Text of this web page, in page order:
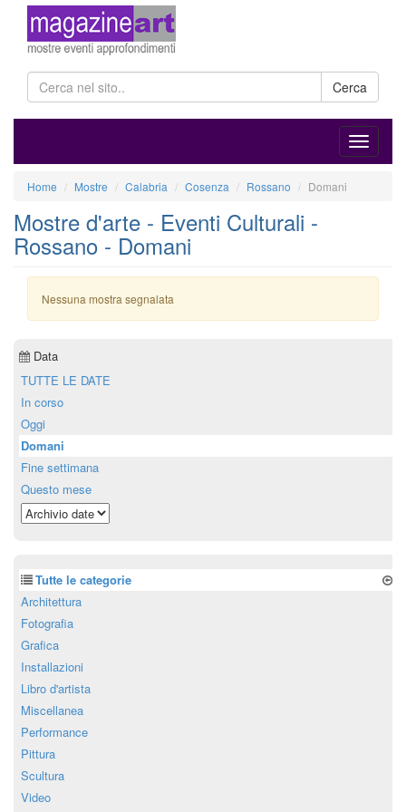
Cerca
Home Mostre Calabria Cosenza Rossano Domani
Mostre d'arte - Eventi Culturali -
Rossano - Domani
Nessuna mostra segnalata
Data
TUTTE LE DATE
In corso
Oggi
Domani
Fine settimana
Questo mese
Tutte le categorie
Architettura
Fotografia
Grafica
Installazioni
Libro d'artista
Miscellanea
Performance
Pittura
Scultura
Video